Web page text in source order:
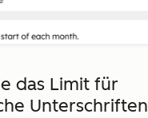
das Limit für
Unterschriften